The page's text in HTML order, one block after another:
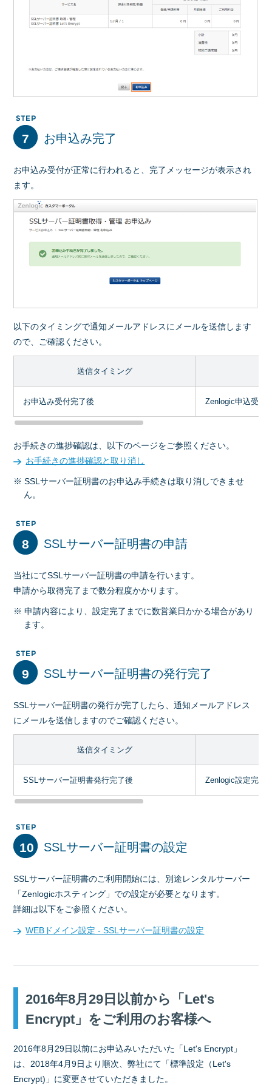
7 お申込み完了
お申込み受付が正常に行われると、完了メッセージが表示され
ます。
以下のタイミングで通知メールアドレスにメールを送信します
ので、ご確認ください。
送信タイミング
お申込み受付完了後 Zenlogic申込受付
お手続きの進捗確認は、以下のページをご参照ください。
お手続きの進捗確認と取り消し
※ SSLサーバー証明書のお申込み手続きは取り消しできませ
ん。
8 SSLサーバー証明書の申請
当社にてSSLサーバー証明書の申請を行います。
申請から取得完了まで数分程度かかります。
※ 申請内容により、設定完了までに数営業日かかる場合があり
ます。
9 SSLサーバー証明書の発行完了
SSLサーバー証明書の発行が完了したら、通知メールアドレス
にメールを送信しますのでご確認ください。
送信タイミング
SSLサーバー証明書発行完了後 Zenlogic設定完了
10 SSLサーバー証明書の設定
SSLサーバー証明書のご利用開始には、別途レンタルサーバー
「Zenlogicホスティング」での設定が必要となります。
詳細は以下をご参照ください。
WEBドメイン設定 - SSLサーバー証明書の設定
2016年8月29日以前から「Let's
Encrypt」をご利用のお客様へ
2016年8月29日以前にお申込みいただいた「Let's Encrypt」
は、2018年4月9日より順次、弊社にて「標準設定（Let's
Encrypt)」に変更させていただきました。